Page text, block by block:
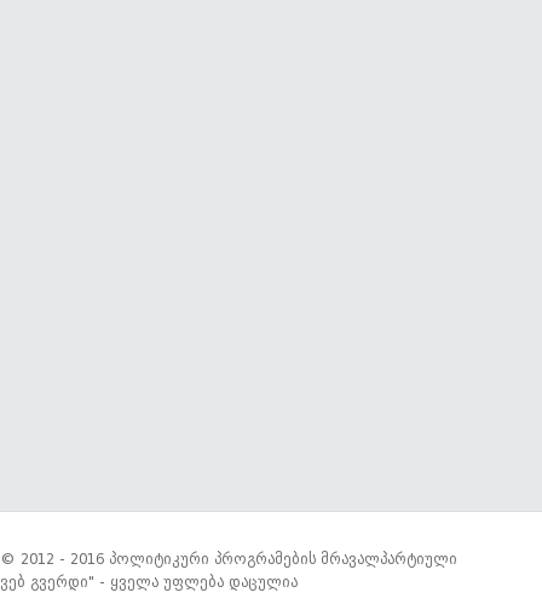
© 2012 - 2016 პოლიტიკური პროგრამების მრავალპარტიული
ვებ გვერდი" - ყველა უფლება დაცულია